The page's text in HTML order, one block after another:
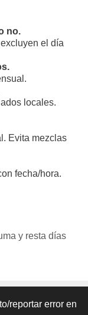
no.
el día
locales.
Evita mezclas
fecha/hora.
y resta días
reportar error en